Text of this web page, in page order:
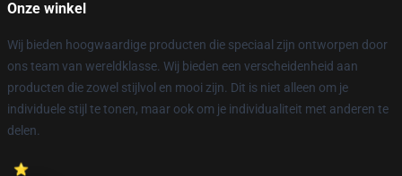
Onze winkel
Wij bieden hoogwaardige producten die speciaal zijn ontworpen door
ons team van wereldklasse. Wij bieden een verscheidenheid aan
producten die zowel stijlvol en mooi zijn. Dit is niet alleen om je
individuele stijl te tonen, maar ook om je individualiteit met anderen te
delen.